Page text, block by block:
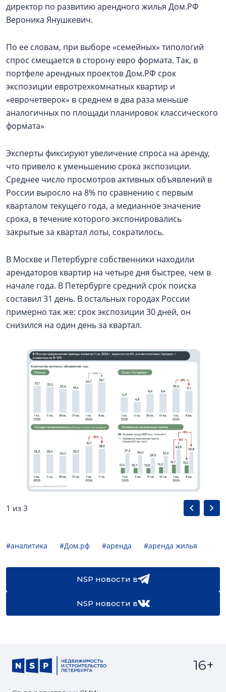
директор по развитию арендного жилья Дом.РФ
Вероника Янушкевич.
По ее словам, при выборе «семейных» типологий
спрос смещается в сторону евро формата. Так, в
портфеле арендных проектов Дом.РФ срок
экспозиции евротрехкомнатных квартир и
«еврочетверок» в среднем в два раза меньше
аналогичных по площади планировок классического
формата»
Эксперты фиксируют увеличение спроса на аренду,
что привело к уменьшению срока экспозиции.
Среднее число просмотров активных объявлений в
России выросло на 8% по сравнению с первым
кварталом текущего года, а медианное значение
срока, в течение которого экспонировались
закрытые за квартал лоты, сократилось.
В Москве и Петербурге собственники находили
арендаторов квартир на четыре дня быстрее, чем в
начале года. В Петербурге средний срок поиска
составил 31 день. В остальных городах России
примерно так же: срок экспозиции 30 дней, он
снизился на один день за квартал.
1 из 3
#аналитика #Дом.рф #аренда #аренда жилья
NSP новости в
NSP новости в
16+